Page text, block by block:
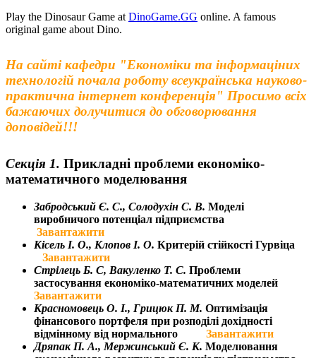
Play the Dinosaur Game at DinoGame.GG online. A famous
original game about Dino.
На сайті кафедри "Економіки та інформаціних
технологій почала роботу всеукраїнська науково-
практична інтернет конференція" Просимо всіх
бажаючих долучитися до обговорювання
доповідей!!!
Секція 1. Прикладні проблеми економіко-
математичного моделювання
Забродський Є. С., Солодухін С. В. Моделі
виробничого потенціал підприємства
Завантажити
Кісель І. О., Клопов І. О. Критерій стійкості Гурвіца
Завантажити
Стрілець Б. С, Вакуленко Т. С. Проблеми
застосування економіко-математичних моделей
Завантажити
Красномовець О. І., Грицюк П. М. Оптимізація
фінансового портфеля при розподілі дохідності
відмінному від нормального Завантажити
Дряпак П. А., Мержинський Є. К. Моделювання